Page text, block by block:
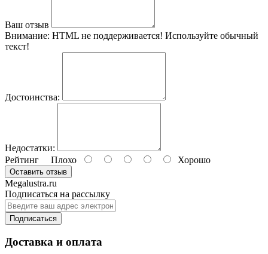
Ваш отзыв
Внимание: HTML не поддерживается! Используйте обычный
текст!
Достоинства:
Недостатки:
Рейтинг Плохо Хорошо
Оставить отзыв
Megalustra.ru
Подписаться на рассылку
Подписаться
Доставка и оплата